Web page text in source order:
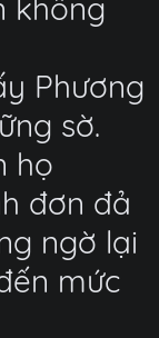
không
Phương
sờ.
họ
đơn đả
ngờ lại
mức